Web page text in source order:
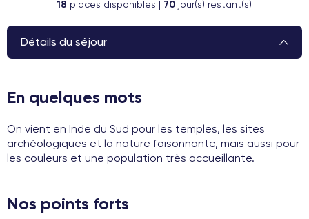
18 places disponibles | 70 jour(s) restant(s)
Détails du séjour
En quelques mots
On vient en Inde du Sud pour les temples, les sites
archéologiques et la nature foisonnante, mais aussi pour
les couleurs et une population très accueillante.
Nos points forts